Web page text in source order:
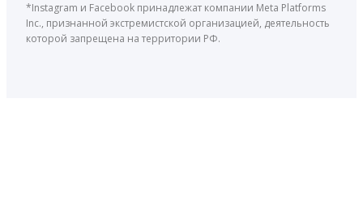
*Instagram и Facebook принадлежат компании Meta Platforms
Inc., признанной экстремистской организацией, деятельность
которой запрещена на территории РФ.